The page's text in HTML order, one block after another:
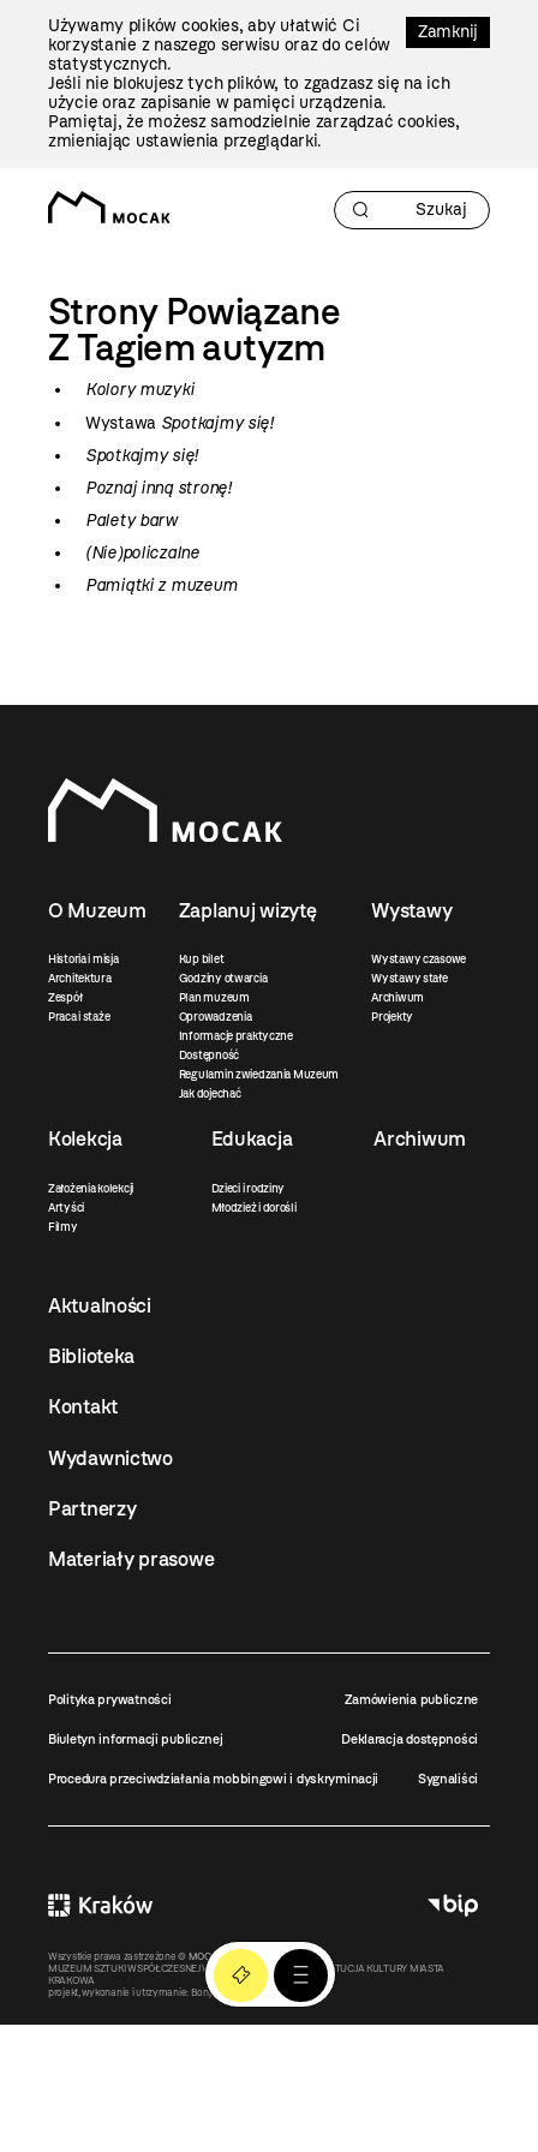
Zamknij
Używamy plików cookies, aby ułatwić Ci
korzystanie z naszego serwisu oraz do celów
statystycznych.
Jeśli nie blokujesz tych plików, to zgadzasz się na ich
użycie oraz zapisanie w pamięci urządzenia.
Pamiętaj, że możesz samodzielnie zarządzać cookies,
zmieniając ustawienia przeglądarki.
Strony Powiązane
Z Tagiemautyzm
Kolory muzyki
Wystawa Spotkajmy się!
Spotkajmy się!
Poznaj inną stronę!
Palety barw
(Nie)policzalne
Pamiątki z muzeum
O Muzeum
Historia i misja
Architektura
Zespół
Praca i staże
Zaplanuj wizytę
Kup bilet
Godziny otwarcia
Plan muzeum
Oprowadzenia
Informacje praktyczne
Dostępność
Regulamin zwiedzania Muzeum
Jak dojechać
Wystawy
Wystawy czasowe
Wystawy stałe
Archiwum
Projekty
Kolekcja
Założenia kolekcji
Artyści
Filmy
Edukacja
Dzieci i rodziny
Młodzież i dorośli
Archiwum
Aktualności
Biblioteka
Kontakt
Wydawnictwo
Partnerzy
Materiały prasowe
Polityka prywatności Zamówienia publiczne
Biuletyn informacji publicznej Deklaracja dostępności
Procedura przeciwdziałania mobbingowi i dyskryminacji Sygnaliści
Wszystkie prawa zastrzeżone © MOCAK2011-2026
MUZEUM SZTUKI WSPÓŁCZESNEJ W KRAKOWIE MOCAK – INSTYTUCJA KULTURY MIASTA
KRAKOWA
projekt, wykonanie i utrzymanie: Bonjour.pl